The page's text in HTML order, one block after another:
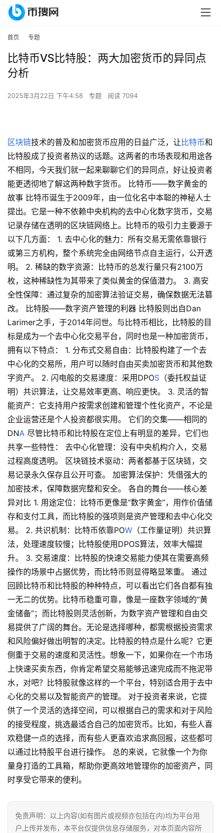
首
页
行
情
快
讯
专
题
首页 专题
比特币VS比特股：两大加密货币的异同点
分析
2025年3月22日 下午4:58 专题 阅读 7094
区块链技术的普及和加密货币应用的日益广泛，让 比特币和
比特股成了投资者热议的话题。这两者的市场表现和用途各
不相同，今天我们就一起来聊聊它们的异同点，好让投资者
能更透彻地了解这两种数字货币。 比特币——数字黄金的
故事 比特币诞生于2009年，由一位化名中本聪的神秘人士
提出。它是一种不依赖中央机构的去中心化数字货币，交易
记录存储在透明的区块链网络上。比特币的吸引力主要源于
以下几方面： 1. 去中心化的魅力：所有交易无需依靠银行
或第三方机构，整个系统完全由网络节点自主运行，公开透
明。 2. 稀缺的数字资源：比特币的总发行量只有2100万
枚，这种稀缺性为其带来了类似黄金的保值潜力。 3. 高安
全性保障：通过复杂的加密算法验证交易，确保数据无法篡
改。 比特股——数字资产管理的利器 比特股则出自Dan
Larimer之手，于2014年问世。与比特币相比，比特股的目
标是成为一个去中心化交易平台，同时也是一种加密货币，
拥有以下特点： 1. 分布式交易自由：比特股构建了一个去
中心化的交易所，用户可以随时自由买卖加密货币和其他数
字资产。 2. 闪电般的交易速度：采用DPOS （委托权益证
明）共识算法，让交易效率更高、响应更快。 3. 灵活的智
能资产：它支持用户按需求创建和管理个性化资产，不论是
企业运营还是个人投资都很实用。 它们的交集——相同的
DNA 尽管比特币和比特股在定位上有明显的差异，它们也
共享一些特性： 去中心化管理：没有中央机构介入，交易
过程高度透明。 区块链技术驱动：两者都基于区块链，交
易记录永久保存且公开可查。 加密算法保护：凭借强大的
加密技术，保障数据完整和安全。 各自的舞台——核心差
异对比 1. 用途定位：比特币更像是“数字黄金”，用作价值储
存和支付工具，而比特股的强项则是资产管理和去中心化交
易。 2. 共识机制：比特币依靠POW （工作量证明）共识算
法，处理速度较慢；比特股使用DPOS算法，效率大幅提
升。 3. 交易速度：比特股的快速交易能力使其在需要高频
操作的场景中占据优势，而比特币则显得略显笨重。 通过
回顾比特币和比特股的种种特点，可以看出它们各自都有独
一无二的优势。比特币稳重可靠，像是一座数字领域的“黄
金储备”；而比特股则灵活创新，为数字资产管理和自由交
易提供了广阔的舞台。无论是选择哪种，都需根据投资需求
和风险偏好做出明智的决定。比特股的特点是什么呢？它更
侧重于交易的速度和灵活性。想象一下，如果你在一个市场
上快速买卖东西，你肯定希望交易能够迅速完成而不拖泥带
水，对吧？比特股就像这样的一个平台，特别适合用于去中
心化的交易以及智能资产的管理。 对于投资者来说，它提
供了一个灵活的选择空间，可以根据自己的需求和对于风险
的接受程度，挑选最适合自己的加密货币。比如，有些人喜
欢稳健一点的选择，而有些人更喜欢追求高回报，这些都可
以通过比特股平台进行操作。 总的来说，它就像一个为你
量身打造的工具箱，帮助你更高效地管理你的加密资产，同
时享受它带来的便利。
免责声明：以上内容(如有图片或视频亦包括在内)均为平台用
户上传并发布，本平台仅提供信息存储服务，对本页面内容所